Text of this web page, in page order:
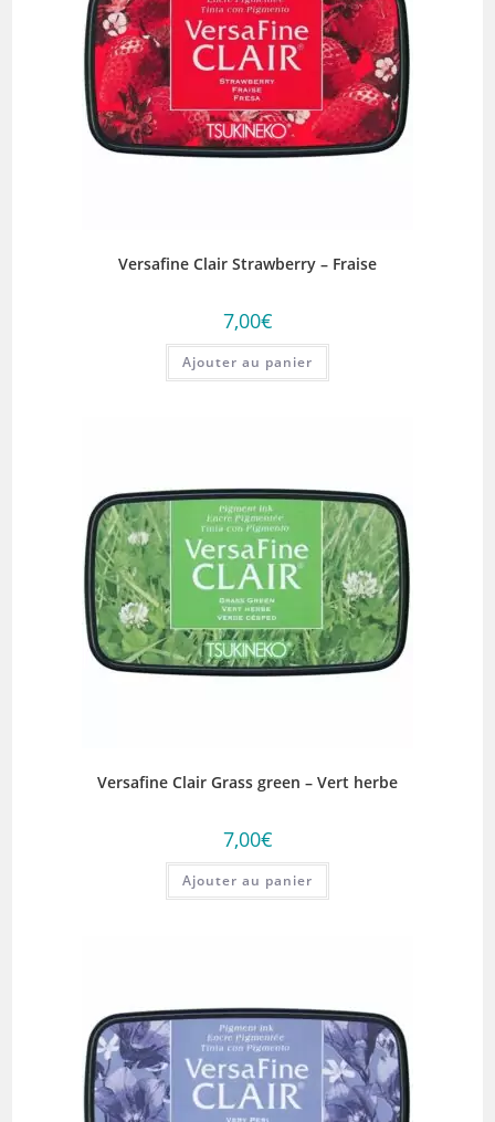
Versafine Clair Strawberry – Fraise
7,00€
Ajouter au panier
Versafine Clair Grass green – Vert herbe
7,00€
Ajouter au panier